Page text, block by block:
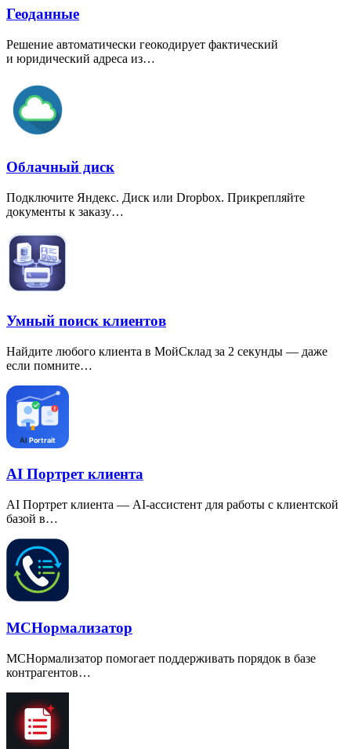
Геоданные
Решение автоматически геокодирует фактический
и юридический адреса из…
Облачный диск
Подключите Яндекс. Диск или Dropbox. Прикрепляйте
документы к заказу…
Умный поиск клиентов
Найдите любого клиента в МойСклад за 2 секунды — даже
если помните…
AI Портрет клиента
AI Портрет клиента — AI-ассистент для работы с клиентской
базой в…
МСНормализатор
МСНормализатор помогает поддерживать порядок в базе
контрагентов…